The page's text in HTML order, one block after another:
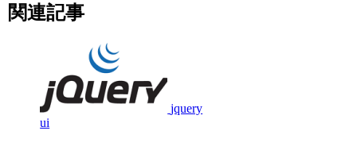
関連記事
jquery
ui